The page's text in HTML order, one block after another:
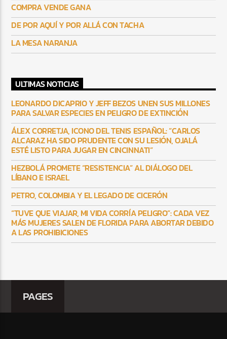
COMPRA VENDE GANA
DE POR AQUÍ Y POR ALLÁ CON TACHA
LA MESA NARANJA
ULTIMAS NOTICIAS
LEONARDO DICAPRIO Y JEFF BEZOS UNEN SUS MILLONES
PARA SALVAR ESPECIES EN PELIGRO DE EXTINCIÓN
ÁLEX CORRETJA, ICONO DEL TENIS ESPAÑOL: “CARLOS
ALCARAZ HA SIDO PRUDENTE CON SU LESIÓN, OJALÁ
ESTÉ LISTO PARA JUGAR EN CINCINNATI”
HEZBOLÁ PROMETE “RESISTENCIA” AL DIÁLOGO DEL
LÍBANO E ISRAEL
PETRO, COLOMBIA Y EL LEGADO DE CICERÓN
“TUVE QUE VIAJAR, MI VIDA CORRÍA PELIGRO”: CADA VEZ
MÁS MUJERES SALEN DE FLORIDA PARA ABORTAR DEBIDO
A LAS PROHIBICIONES
PAGES